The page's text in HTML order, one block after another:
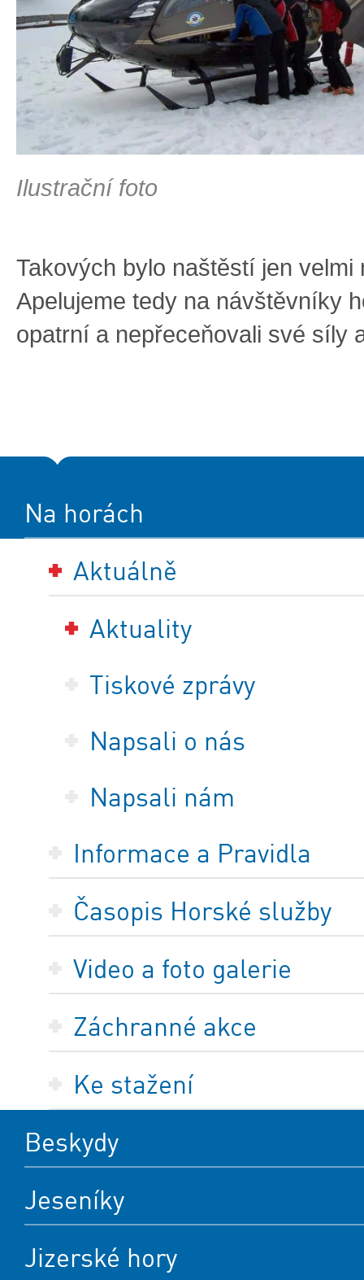
Ilustrační foto
Takových bylo naštěstí jen velmi
Apelujeme tedy na návštěvníky
opatrní a nepřeceňovali své síly
Na horách
Aktuálně
Aktuality
Tiskové zprávy
Napsali o nás
Napsali nám
Informace a Pravidla
Časopis Horské služby
Video a foto galerie
Záchranné akce
Ke stažení
Beskydy
Jeseníky
Jizerské hory